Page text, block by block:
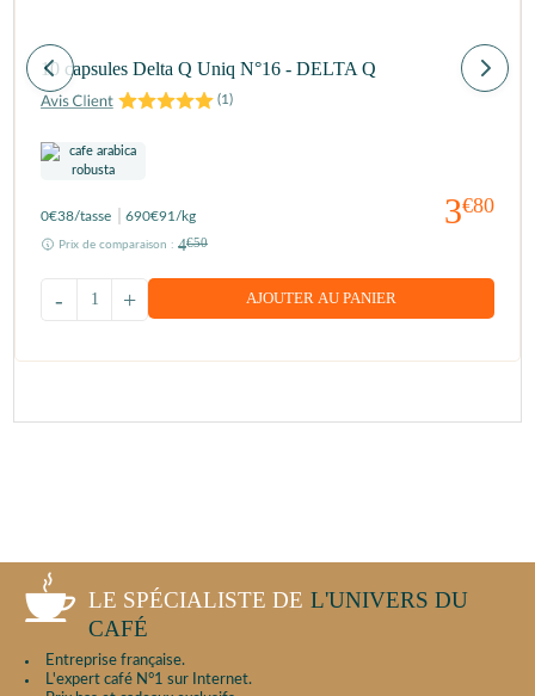
10 capsules Delta Q Uniq N°16 - DELTA Q
(1)
3€80
0€38/tasse 690€91 /kg
Prix de comparaison : 4€50
+
- AJOUTER AU PANIER
LE SPÉCIALISTE DE L'UNIVERS DU
CAFÉ
Entreprise française.
L'expert café N°1 sur Internet.